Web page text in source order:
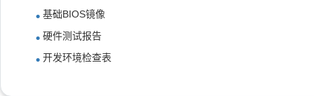
基础BIOS镜像
硬件测试报告
开发环境检查表